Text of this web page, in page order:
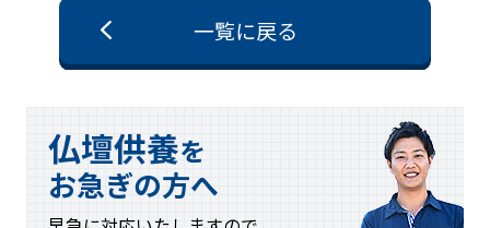
一覧に戻る
仏壇供養を
お急ぎの方へ